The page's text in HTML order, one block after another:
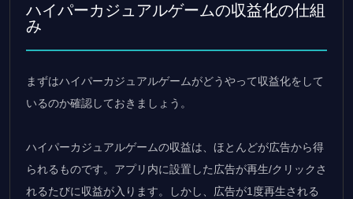
ハイパーカジュアルゲームの収益化の仕組
み
まずはハイパーカジュアルゲームがどうやって収益化をして
いるのか確認しておきましょう。
ハイパーカジュアルゲームの収益は、ほとんどが広告から得
られるものです。アプリ内に設置した広告が再生/クリックさ
れるたびに収益が入ります。しかし、広告が1度再生される